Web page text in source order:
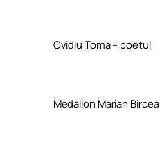
Ovidiu Toma – poetul
Medalion Marian Bircea